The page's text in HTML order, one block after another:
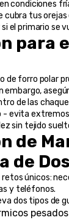
condiciones
cubra tus orejas
el primario se
para
de forro polar
embargo,
de las
- evita
sin tejido
de
de
retos únicos:
y teléfonos.
dos tipos de